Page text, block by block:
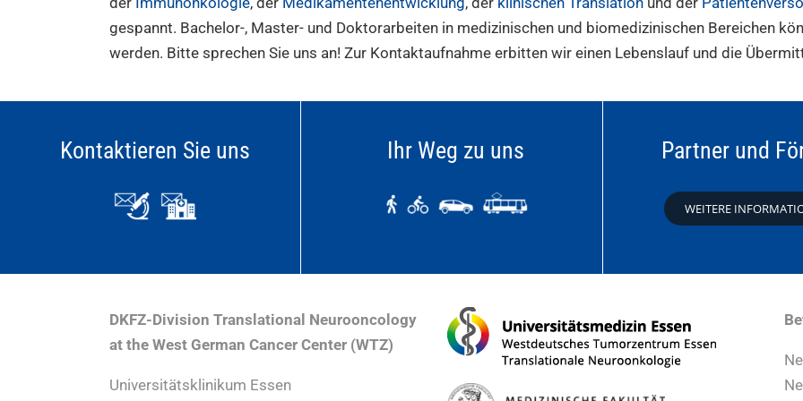
gespannt. Bachelor-, Master- und Doktorarbeiten in medizinischen und biomedizinischen Bereichen
werden. Bitte sprechen Sie uns an! Zur Kontaktaufnahme erbitten wir einen Lebenslauf und die
Kontaktieren Sie uns Ihr Weg zu uns Partner und
WEITERE
DKFZ-Division Translational Neurooncology
at the West German Cancer Center (WTZ)
Universitätsklinikum Essen